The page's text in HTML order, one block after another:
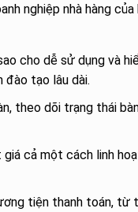
nghiệp nhà hàng
cho dễ sử dụng và
đào tạo lâu dài.
theo dõi trạng thái
cả một cách linh
tiện thanh toán, từ